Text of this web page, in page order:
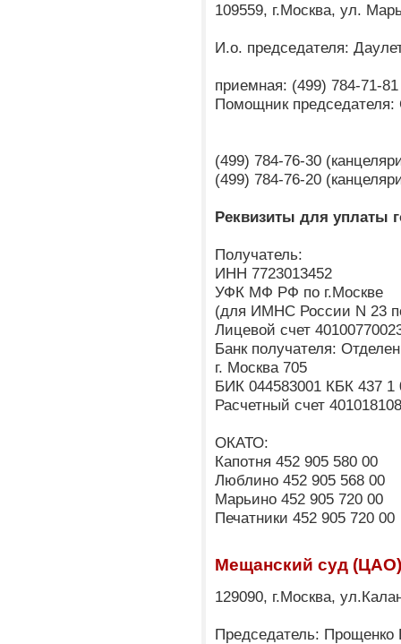
109559, г.Москва, ул.
И.о. председателя:
приемная: (499) 784-71-
Помощник председателя:
(499) 784-76-30
(499) 784-76-20
Реквизиты для уплаты
Получатель:
ИНН 7723013452
УФК МФ РФ по г.Москве
(для ИМНС России N 23
Лицевой счет
Банк получателя:
г. Москва 705
БИК 044583001 КБК 437 1
Расчетный счет
ОКАТО:
Капотня 452 905 580 00
Люблино 452 905 568 00
Марьино 452 905 720 00
Печатники 452 905 720 00
Мещанский суд
129090, г.Москва,
Председатель: